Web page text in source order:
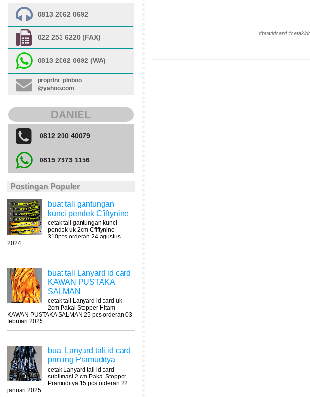
0813 2062 0692
022 253 6220 (FAX)
0813 2062 0692 (WA)
proprint_pinboo
@yahoo.com
DANIEL
0812 200 40079
0815 7373 1156
Postingan Populer
buat tali gantungan
kunci pendek Cfiftynine
cetak tali gantungan kunci
pendek uk 2cm Cfiftynine
310pcs orderan 24 agustus
2024
buat tali Lanyard id card
KAWAN PUSTAKA
SALMAN
cetak tali Lanyard id card uk
2cm Pakai Stopper Hitam
KAWAN PUSTAKA SALMAN 25 pcs orderan 03
februari 2025
buat Lanyard tali id card
printing Pramuditya
cetak Lanyard tali id card
sublimasi 2 cm Pakai Stopper
Pramuditya 15 pcs orderan 22
januari 2025
#buatidcard